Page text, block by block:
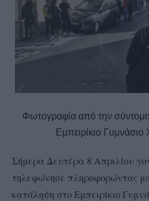
Φωτογραφία από την
Εμπειρίκιο
Σήμερα Δευτέρα 8 Απριλίου
τηλεφώνησε πληροφορώντας
κατάληψη στο Εμπειρίκιο